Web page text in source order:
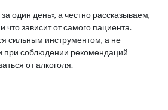
один день», а честно рассказываем,
что зависит от самого пациента.
сильным инструментом, а не
при соблюдении рекомендаций
от алкоголя.